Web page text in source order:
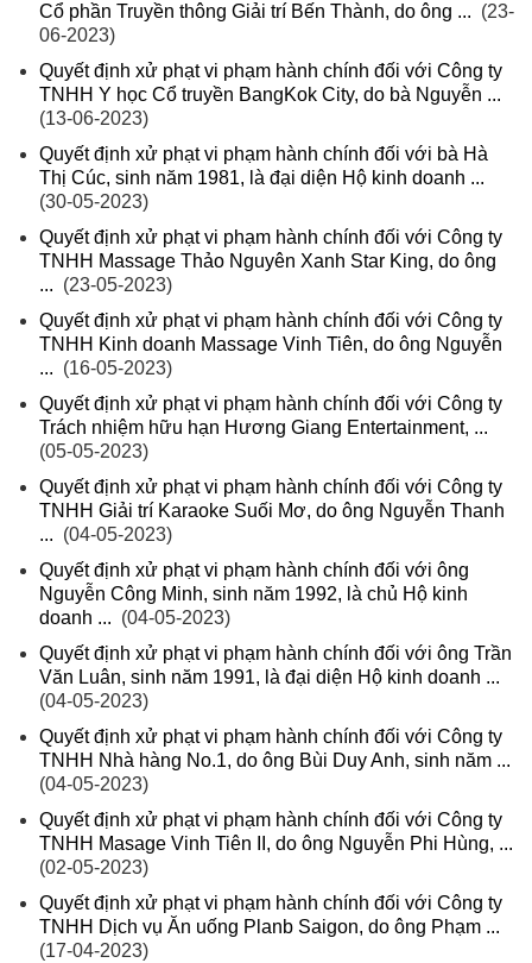
Cổ phần Truyền thông Giải trí Bến Thành, do ông ... (23-
06-2023)
Quyết định xử phạt vi phạm hành chính đối với Công ty
TNHH Y học Cổ truyền BangKok City, do bà Nguyễn ...
(13-06-2023)
Quyết định xử phạt vi phạm hành chính đối với bà Hà
Thị Cúc, sinh năm 1981, là đại diện Hộ kinh doanh ...
(30-05-2023)
Quyết định xử phạt vi phạm hành chính đối với Công ty
TNHH Massage Thảo Nguyên Xanh Star King, do ông
... (23-05-2023)
Quyết định xử phạt vi phạm hành chính đối với Công ty
TNHH Kinh doanh Massage Vinh Tiên, do ông Nguyễn
... (16-05-2023)
Quyết định xử phạt vi phạm hành chính đối với Công ty
Trách nhiệm hữu hạn Hương Giang Entertainment, ...
(05-05-2023)
Quyết định xử phạt vi phạm hành chính đối với Công ty
TNHH Giải trí Karaoke Suối Mơ, do ông Nguyễn Thanh
... (04-05-2023)
Quyết định xử phạt vi phạm hành chính đối với ông
Nguyễn Công Minh, sinh năm 1992, là chủ Hộ kinh
doanh ... (04-05-2023)
Quyết định xử phạt vi phạm hành chính đối với ông Trần
Văn Luân, sinh năm 1991, là đại diện Hộ kinh doanh ...
(04-05-2023)
Quyết định xử phạt vi phạm hành chính đối với Công ty
TNHH Nhà hàng No.1, do ông Bùi Duy Anh, sinh năm ...
(04-05-2023)
Quyết định xử phạt vi phạm hành chính đối với Công ty
TNHH Masage Vinh Tiên II, do ông Nguyễn Phi Hùng, ...
(02-05-2023)
Quyết định xử phạt vi phạm hành chính đối với Công ty
TNHH Dịch vụ Ăn uống Planb Saigon, do ông Phạm ...
(17-04-2023)